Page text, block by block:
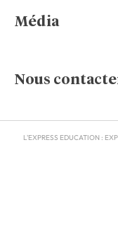
Média
Nous
L'EXPRESS EDUCATION :